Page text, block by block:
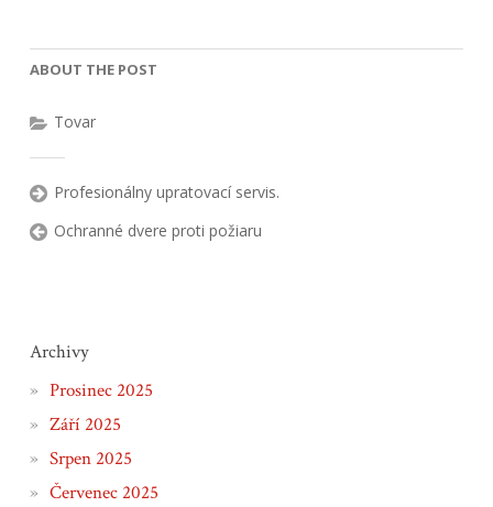
ABOUT THE POST
Tovar
Profesionálny upratovací servis.
Ochranné dvere proti požiaru
Archivy
Prosinec 2025
Září 2025
Srpen 2025
Červenec 2025